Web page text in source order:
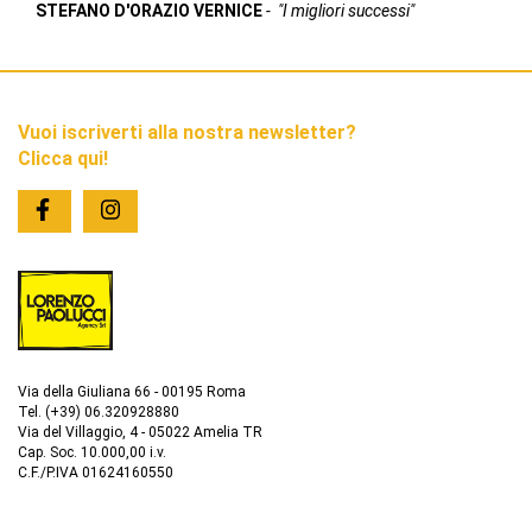
STEFANO D'ORAZIO VERNICE- "I migliori successi"
Vuoi iscriverti alla nostra newsletter?
Clicca qui!
Via della Giuliana 66 - 00195 Roma
Tel. (+39) 06.320928880
Via del Villaggio, 4 - 05022 Amelia TR
Cap. Soc. 10.000,00 i.v.
C.F./P.IVA 01624160550